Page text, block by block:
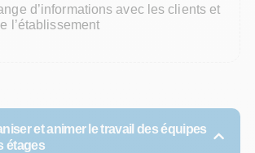
d’informations avec les clients et
l’établissement
et animer le travail des équipes
étages